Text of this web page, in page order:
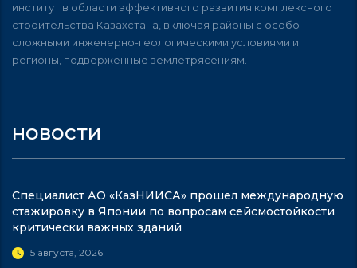
институт в области эффективного развития комплексного
строительства Казахстана, включая районы с особо
сложными инженерно-геологическими условиями и
регионы, подверженные землетрясениям.
новости
Специалист АО «КазНИИСА» прошел международную
стажировку в Японии по вопросам сейсмостойкости
критически важных зданий
5 августа, 2026